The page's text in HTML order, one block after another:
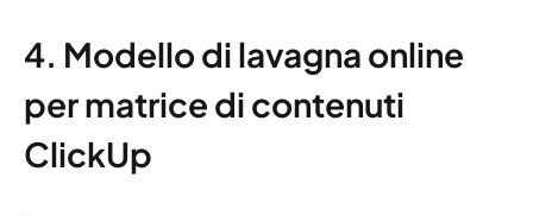
4. Modello di lavagna online
per matrice di contenuti
ClickUp